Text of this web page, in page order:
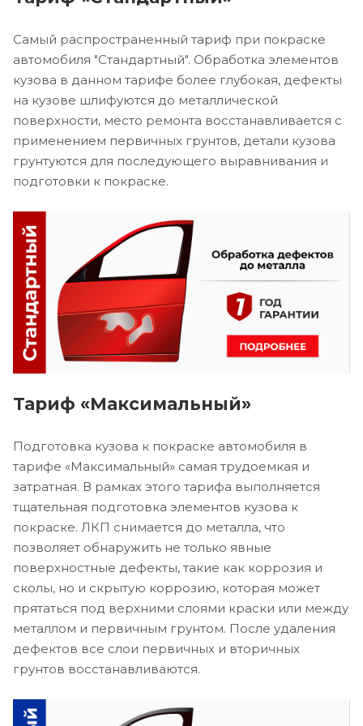
Самый распространенный тариф при покраске
автомобиля "Стандартный". Обработка элементов
кузова в данном тарифе более глубокая, дефекты
на кузове шлифуются до металлической
поверхности, место ремонта восстанавливается с
применением первичных грунтов, детали кузова
грунтуются для последующего выравнивания и
подготовки к покраске.
Тариф «Максимальный»
Подготовка кузова к покраске автомобиля в
тарифе «Максимальный» самая трудоемкая и
затратная. В рамках этого тарифа выполняется
тщательная подготовка элементов кузова к
покраске. ЛКП снимается до металла, что
позволяет обнаружить не только явные
поверхностные дефекты, такие как коррозия и
сколы, но и скрытую коррозию, которая может
прятаться под верхними слоями краски или между
металлом и первичным грунтом. После удаления
дефектов все слои первичных и вторичных
грунтов восстанавливаются.